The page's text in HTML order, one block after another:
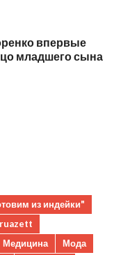
впервые
младшего сына
из индейки"
Медицина
Мода